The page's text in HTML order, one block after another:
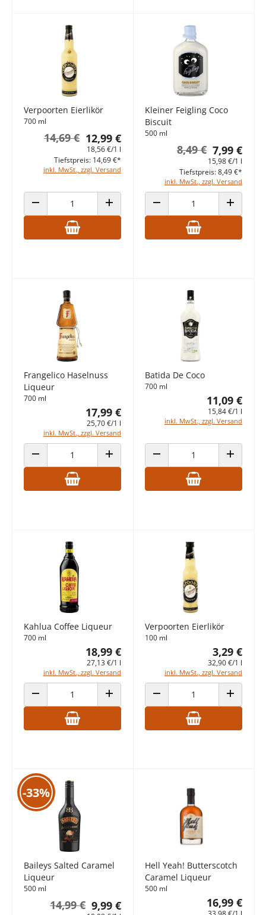
Verpoorten Eierlikör
700 ml
12,99 €
14,69 €
18,56 €/1 l
inkl. MwSt., zzgl. Versand
Tiefstpreis: 14,69 €*
ANZAHL VERRINGERN ANZAHL ERHÖHEN
Kleiner Feigling Coco
Biscuit
500 ml
7,99 €
8,49 €
15,98 €/1 l
inkl. MwSt., zzgl. Versand
Tiefstpreis: 8,49 €*
ANZAHL VERRINGERN ANZAHL
Frangelico Haselnuss
Liqueur
700 ml
17,99 €
25,70 €/1 l
inkl. MwSt., zzgl. Versand
ANZAHL VERRINGERN ANZAHL ERHÖHEN
Batida De Coco
700 ml
11,09 €
15,84 €/1 l
inkl. MwSt., zzgl. Versand
ANZAHL VERRINGERN ANZAHL
Kahlua Coffee Liqueur
700 ml
18,99 €
27,13 €/1 l
inkl. MwSt., zzgl. Versand
ANZAHL VERRINGERN ANZAHL ERHÖHEN
Verpoorten Eierlikör
100 ml
3,29 €
32,90 €/1 l
inkl. MwSt., zzgl. Versand
ANZAHL VERRINGERN ANZAHL
-33%
Baileys Salted Caramel
Liqueur
500 ml
9,99 €
14,99 €
Hell Yeah! Butterscotch
Caramel Liqueur
500 ml
16,99 €